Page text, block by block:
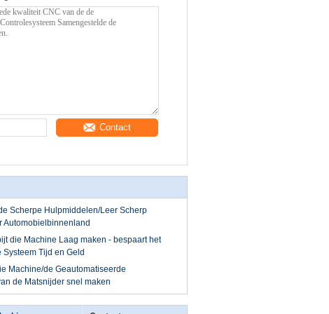
Contact
Scherpe Hulpmiddelen/Leer Scherp
Automobielbinnenland
die Machine Laag maken - bespaart het
Systeem Tijd en Geld
Machine/de Geautomatiseerde
de Matsnijder snel maken